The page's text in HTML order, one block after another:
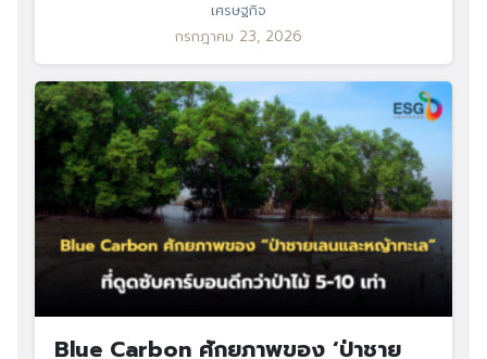
เศรษฐกิจ
กรกฎาคม 23, 2026
Blue Carbon ศักยภาพของ ‘ป่าชาย